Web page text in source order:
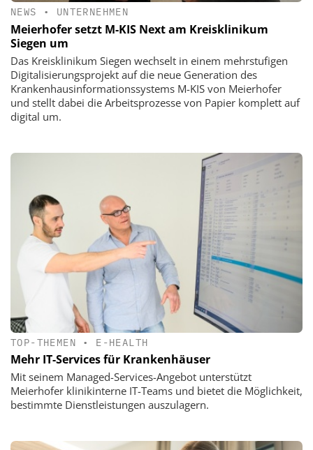
NEWS • UNTERNEHMEN
Meierhofer setzt M-KIS Next am Kreisklinikum
Siegen um
Das Kreisklinikum Siegen wechselt in einem mehrstufigen
Digitalisierungsprojekt auf die neue Generation des
Krankenhausinformationssystems M-KIS von Meierhofer
und stellt dabei die Arbeitsprozesse von Papier komplett auf
digital um.
TOP-THEMEN • E-HEALTH
Mehr IT-Services für Krankenhäuser
Mit seinem Managed-Services-Angebot unterstützt
Meierhofer klinikinterne IT-Teams und bietet die Möglichkeit,
bestimmte Dienstleistungen auszulagern.